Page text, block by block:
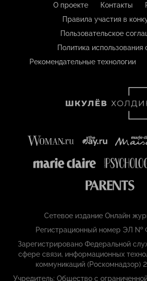
О проекте Контакты
Правила участия в
Пользовательское
Политика использования
Рекомендательные технологии
Сетевое издание Онлайн
Регистрационный номер ЭЛ №
Зарегистрировано Федеральной
сфере связи, информационных
коммуникаций (Роскомнадзор)
Учредитель: Общество с